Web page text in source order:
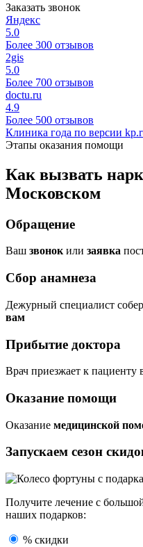
Заказать звонок
Яндекс
5.0
Более 300 отзывов
2gis
5.0
Более 700 отзывов
doctu.ru
4.9
Более 500 отзывов
Клиника года по версии
Этапы оказания помощи
Как вызвать
Московском
Обращение
Ваш звонокили заявка
Сбор анамнеза
Дежурный специалист
вам
Прибытие доктора
Врач приезжает к пациенту
Оказание помощи
Оказание медицинской
Запускаем сезон
Получите лечение с
наших подарков:
% скидки